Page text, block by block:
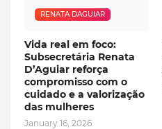
RENATA DAGUIAR
Vida real em foco:
Subsecretária Renata
D’Aguiar reforça
compromisso com o
cuidado e a valorização
das mulheres
January 16, 2026